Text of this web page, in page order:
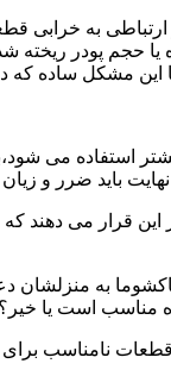
به
یا حجم پودر
این مشکل ساده
استفاده می
باید ضرر و زیان
این قرار می
به
مناسب است یا خیر؟
نامناسب